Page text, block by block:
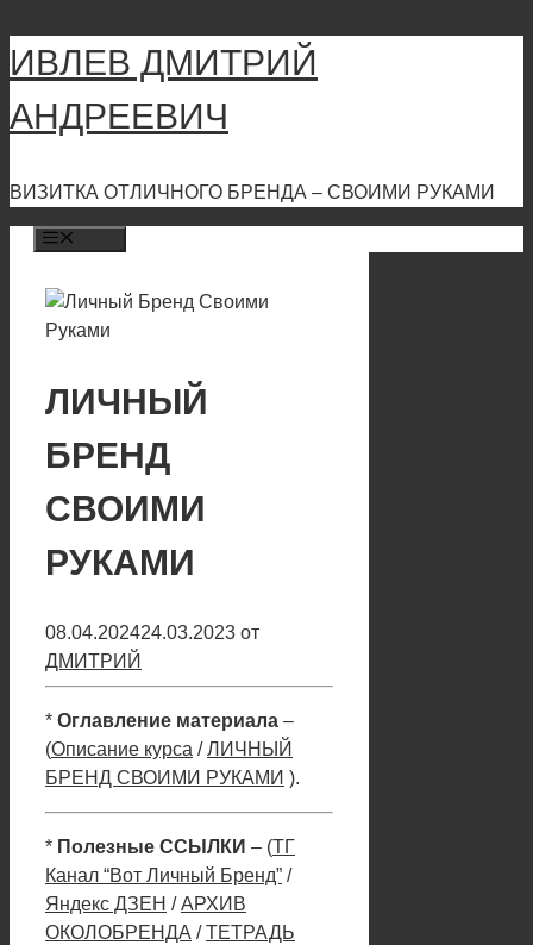
Перейти
к
содержимому
ИВЛЕВ ДМИТРИЙ
АНДРЕЕВИЧ
ВИЗИТКА ОТЛИЧНОГО БРЕНДА – СВОИМИ РУКАМИ
ЛИЧНЫЙ
БРЕНД
СВОИМИ
РУКАМИ
08.04.202424.03.2023 от
ДМИТРИЙ
* Оглавление материала –
(Описание курса /ЛИЧНЫЙ
БРЕНД СВОИМИ РУКАМИ ).
* Полезные ССЫЛКИ – (ТГ
Канал “Вот Личный Бренд” /
Яндекс ДЗЕН /АРХИВ
ОКОЛОБРЕНДА /ТЕТРАДЬ